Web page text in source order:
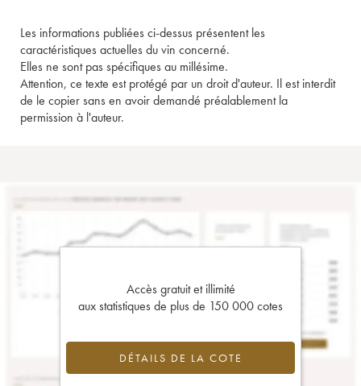
Les informations publiées ci-dessus présentent les
caractéristiques actuelles du vin concerné.
Elles ne sont pas spécifiques au millésime.
Attention, ce texte est protégé par un droit d'auteur. Il est interdit
de le copier sans en avoir demandé préalablement la
permission à l'auteur.
Accès gratuit et illimité
aux statistiques de plus de 150 000 cotes
DÉTAILS DE LA COTE